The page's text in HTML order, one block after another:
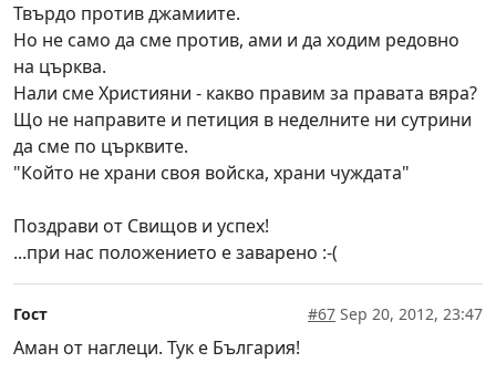
Твърдо против джамиите.
Но не само да сме против, ами и да ходим редовно
на църква.
Нали сме Християни - какво правим за правата вяра?
Що не направите и петиция в неделните ни сутрини
да сме по църквите.
"Който не храни своя войска, храни чуждата"
Поздрави от Свищов и успех!
...при нас положението е заварено :-(
Гост #67 Sep 20, 2012, 23:47
Аман от наглеци. Тук е България!